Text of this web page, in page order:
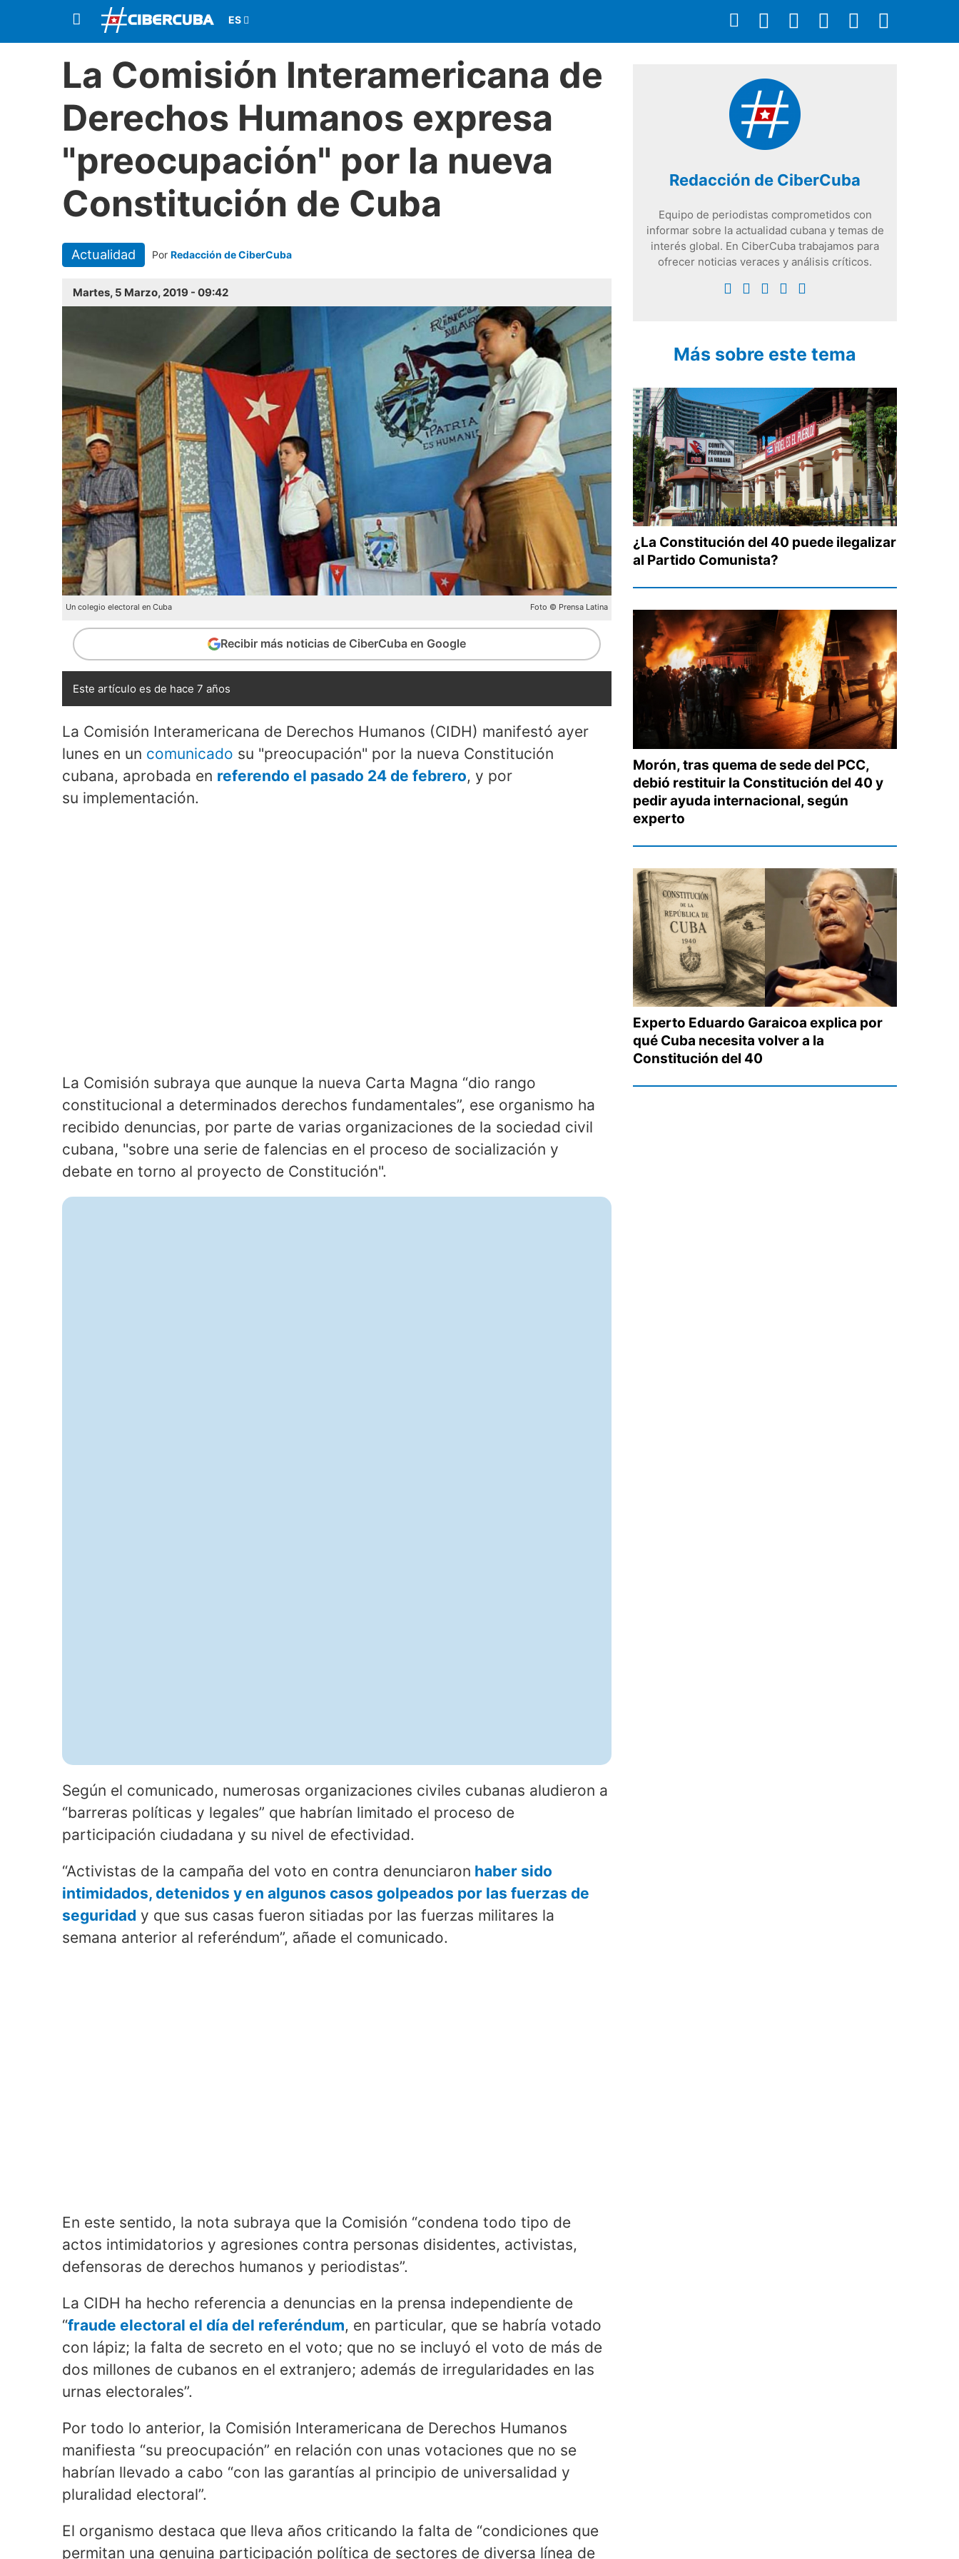
La Comisión Interamericana de
Derechos Humanos expresa
"preocupación" por la nueva
Constitución de Cuba
Actualidad Por Redacción de CiberCuba
Martes, 5 Marzo, 2019 - 09:42
Un colegio electoral en Cuba Foto © Prensa Latina
Recibir más noticias de CiberCuba en Google
Este artículo es de hace 7 años
La Comisión Interamericana de Derechos Humanos (CIDH) manifestó ayer
lunes en un comunicado su "preocupación" por la nueva Constitución
cubana, aprobada en referendo el pasado 24 de febrero, y por
su implementación.
La Comisión subraya que aunque la nueva Carta Magna “dio rango
constitucional a determinados derechos fundamentales”, ese organismo ha
recibido denuncias, por parte de varias organizaciones de la sociedad civil
cubana, "sobre una serie de falencias en el proceso de socialización y
debate en torno al proyecto de Constitución".
Según el comunicado, numerosas organizaciones civiles cubanas aludieron a
“barreras políticas y legales” que habrían limitado el proceso de
participación ciudadana y su nivel de efectividad.
“Activistas de la campaña del voto en contra denunciaron haber sido
intimidados, detenidos y en algunos casos golpeados por las fuerzas de
seguridad y que sus casas fueron sitiadas por las fuerzas militares la
semana anterior al referéndum”, añade el comunicado.
En este sentido, la nota subraya que la Comisión “condena todo tipo de
actos intimidatorios y agresiones contra personas disidentes, activistas,
defensoras de derechos humanos y periodistas”.
La CIDH ha hecho referencia a denuncias en la prensa independiente de
“fraude electoral el día del referéndum, en particular, que se habría votado
con lápiz; la falta de secreto en el voto; que no se incluyó el voto de más de
dos millones de cubanos en el extranjero; además de irregularidades en las
urnas electorales”.
Por todo lo anterior, la Comisión Interamericana de Derechos Humanos
manifiesta “su preocupación” en relación con unas votaciones que no se
habrían llevado a cabo “con las garantías al principio de universalidad y
pluralidad electoral”.
El organismo destaca que lleva años criticando la falta de “condiciones que
permitan una genuina participación política de sectores de diversa línea de
Redacción de CiberCuba
Equipo de periodistas comprometidos con
informar sobre la actualidad cubana y temas de
interés global. En CiberCuba trabajamos para
ofrecer noticias veraces y análisis críticos.
Más sobre este tema
¿La Constitución del 40 puede ilegalizar
al Partido Comunista?
Morón, tras quema de sede del PCC,
debió restituir la Constitución del 40 y
pedir ayuda internacional, según
experto
Experto Eduardo Garaicoa explica por
qué Cuba necesita volver a la
Constitución del 40